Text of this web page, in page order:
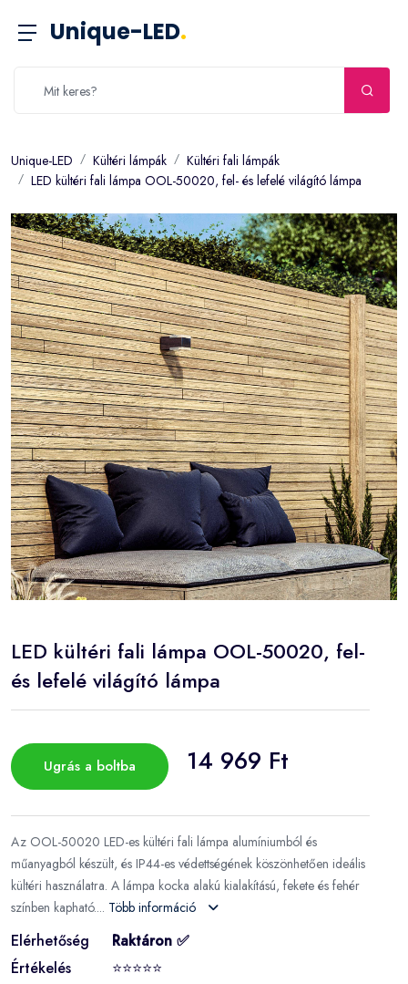
Unique-LED.
Unique-LED Kültéri lámpák
Kültéri fali lámpák
LED kültéri fali lámpa OOL-50020, fel- és lefelé világító lámpa
LED kültéri fali lámpa OOL-50020, fel-
és lefelé világító lámpa
Ugrás a boltba 14 969 Ft
Az OOL-50020 LED-es kültéri fali lámpa alumíniumból és
műanyagból készült, és IP44-es védettségének köszönhetően ideális
kültéri használatra. A lámpa kocka alakú kialakítású, fekete és fehér
színben kapható.... Több információ
Elérhetőség
Raktáron ✅
Értékelés
⭐⭐⭐⭐⭐